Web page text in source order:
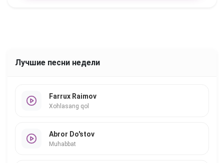
Лучшие песни недели
Farrux Raimov
Xohlasang qol
Abror Do'stov
Muhabbat